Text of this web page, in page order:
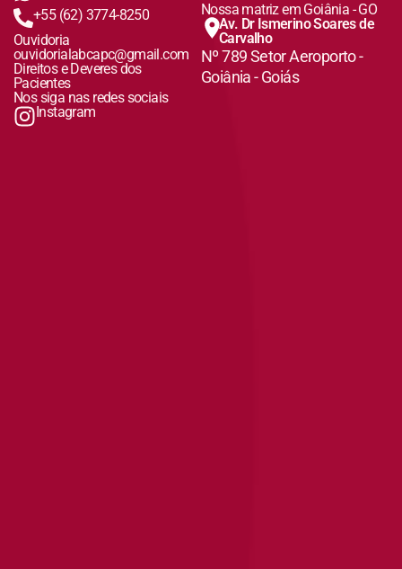
+55 (62) 3774-8250
Ouvidoria
ouvidorialabcapc@gmail.com
Direitos e Deveres dos
Pacientes
Nos siga nas redes sociais
Instagram
Nossa matriz em Goiânia - GO
Av. Dr Ismerino Soares de
Carvalho
Nº 789 Setor Aeroporto -
Goiânia - Goiás